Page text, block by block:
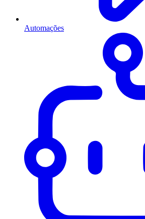
Automações